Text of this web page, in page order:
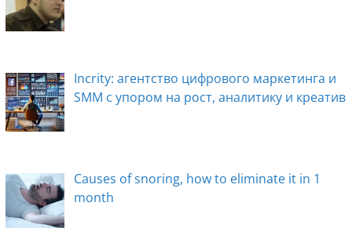
Incrity: агентство цифрового маркетинга и
SMM с упором на рост, аналитику и креатив
Causes of snoring, how to eliminate it in 1
month